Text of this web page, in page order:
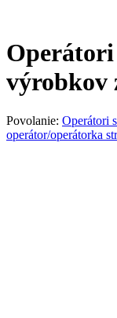
výrobkov
Povolanie: Operátori
operátor/operátorka